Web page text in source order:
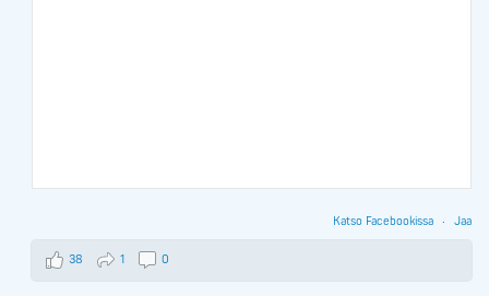
Katso Facebookissa · Jaa
38 1 0